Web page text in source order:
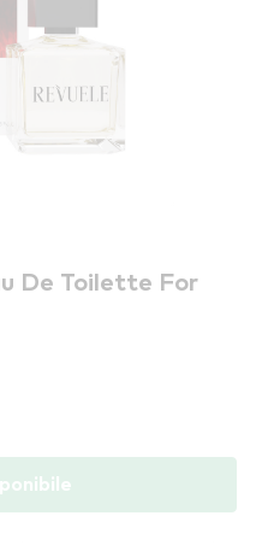
De Toilette For